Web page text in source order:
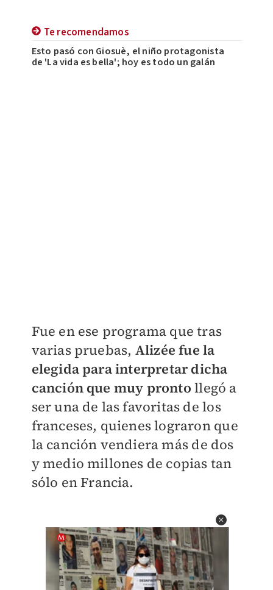
Te recomendamos
Esto pasó con Giosuè, el niño protagonista
de 'La vida es bella'; hoy es todo un galán
Fue en ese programa que tras
varias pruebas, Alizée fue la
elegida para interpretar dicha
canción que muy pronto llegó a
ser una de las favoritas de los
franceses, quienes lograron que
la canción vendiera más de dos
y medio millones de copias tan
sólo en Francia.